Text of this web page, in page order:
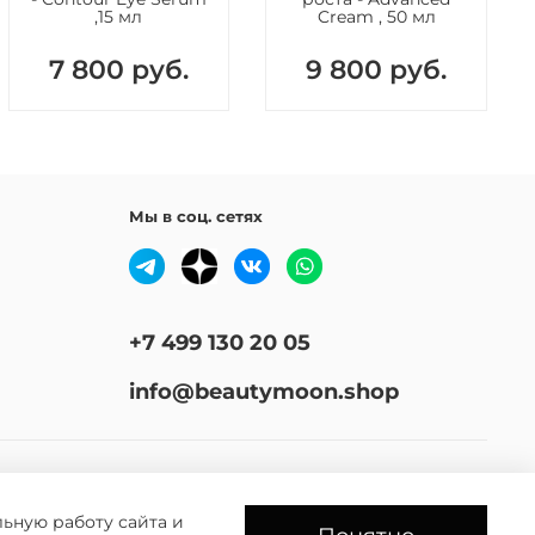
губам нового сочного эффекта вашего любимого
,15 мл
7 800 руб.
Cream , 50 мл
9 800 руб.
Мы в соц. сетях
+7 499 130 20 05
info@beautymoon.shop
работу сайта и